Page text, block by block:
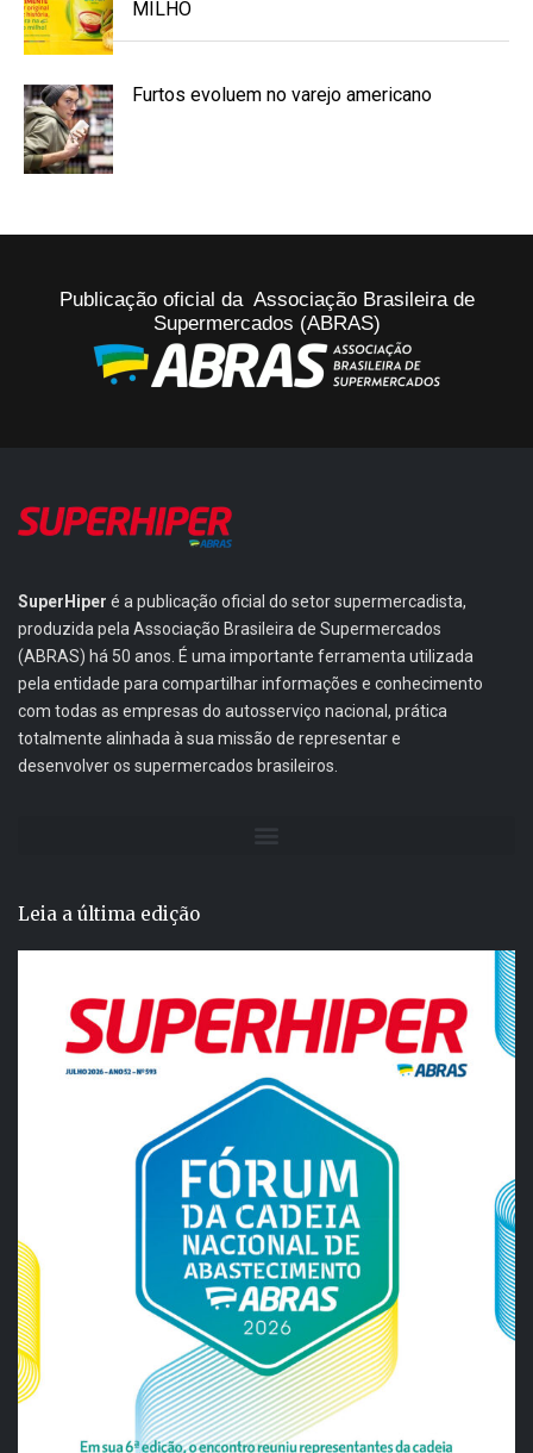
MILHO
Furtos evoluem no varejo americano
Publicação oficial da Associação Brasileira de
Supermercados (ABRAS)
SuperHiper é a publicação oficial do setor supermercadista,
produzida pela Associação Brasileira de Supermercados
(ABRAS) há 50 anos. É uma importante ferramenta utilizada
pela entidade para compartilhar informações e conhecimento
com todas as empresas do autosserviço nacional, prática
totalmente alinhada à sua missão de representar e
desenvolver os supermercados brasileiros.
Leia a última edição